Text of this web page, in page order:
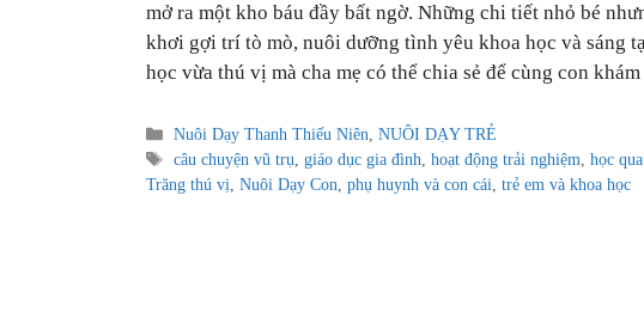
mở ra một kho báu đầy bất ngờ. Những chi tiết nhỏ bé
khơi gợi trí tò mò, nuôi dưỡng tình yêu khoa học và sáng
học vừa thú vị mà cha mẹ có thể chia sẻ để cùng con khám
Categories
Nuôi Dạy Thanh Thiếu Niên,NUÔI DẠY TRẺ
Tags
câu chuyện vũ trụ,giáo dục gia đình,hoạt động trải nghiệm,học
Trăng thú vị, Nuôi Dạy Con, phụ huynh và con cái, trẻ em và khoa học